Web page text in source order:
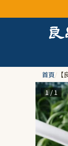
【安心公
首頁/
1 / 1